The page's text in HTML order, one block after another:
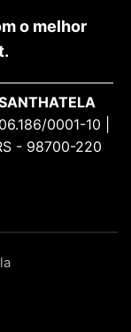
o melhor
0001-10 |
- 98700-220